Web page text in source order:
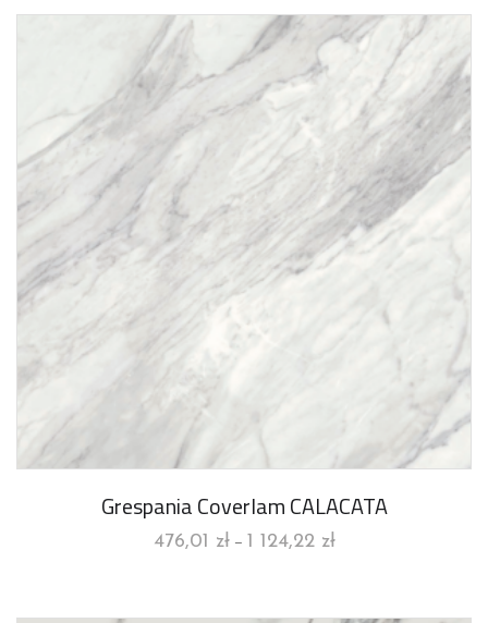
Grespania Coverlam CALACATA
476,01 zł – 1 124,22 zł